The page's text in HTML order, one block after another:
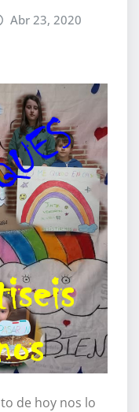
Abr 23, 2020
de hoy nos lo